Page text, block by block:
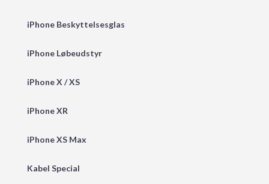
iPhone Beskyttelsesglas
iPhone Løbeudstyr
iPhone X / XS
iPhone XR
iPhone XS Max
Kabel Special